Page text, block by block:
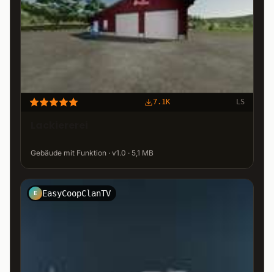
7.1K LS
Gebäude mit Funktion · v1.0 · 5,1 MB
E EasyCoopClanTV